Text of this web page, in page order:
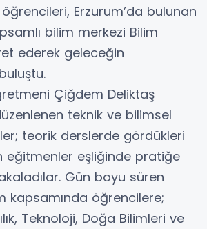
öğrencileri, Erzurum’da bulunan
bilim merkezi Bilim
ederek geleceğin
Çiğdem Deliktaş
teknik ve bilimsel
teorik derslerde gördükleri
eğitmenler eşliğinde pratiğe
Gün boyu süren
kapsamında öğrencilere;
Teknoloji, Doğa Bilimleri ve